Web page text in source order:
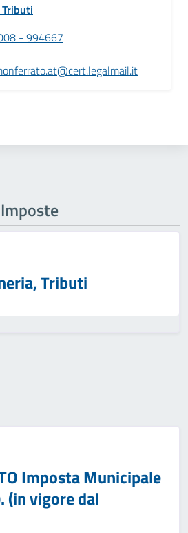
- 994667
Tributi
Imposta Municipale
(in vigore dal